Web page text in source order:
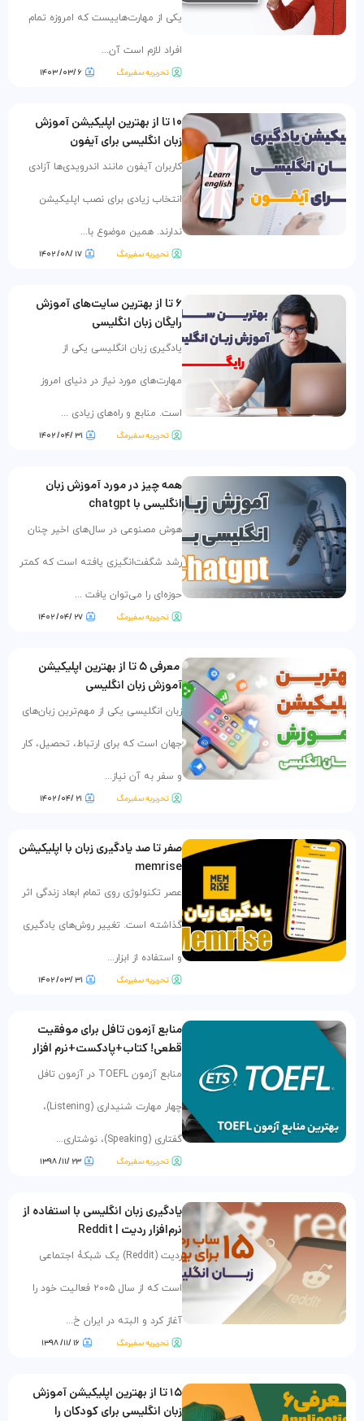
یکی از مهارت‌هاییست که امروزه تمام
افراد لازم است آن...
تحریریه سفیرمگ ۶ /۰۳/ ۱۴۰۳
۱۰ تا از بهترین اپلیکیشن آموزش
زبان انگلیسی برای آیفون
کاربران آیفون مانند اندرویدی‌ها آزادی
انتخاب زیادی برای نصب اپلیکیشن
ندارند. همین موضوع با...
تحریریه سفیرمگ ۱۷ /۰۸/ ۱۴۰۲
۶ تا از بهترین سایت‌های آموزش
رایگان زبان انگلیسی
یادگیری زبان انگلیسی یکی از
مهارت‌های مورد نیاز در دنیای امروز
است. منابع و راه‌های زیادی ...
تحریریه سفیرمگ ۳۱ /۰۴/ ۱۴۰۲
همه چیز در مورد آموزش زبان
انگلیسی با chatgpt
هوش مصنوعی در سال‌های اخیر چنان
رشد شگفت‌انگیزی یافته است که کمتر
حوزه‌ای را می‌توان یافت ...
تحریریه سفیرمگ ۲۷ /۰۴/ ۱۴۰۲
معرفی ۵ تا از بهترین اپلیکیشن
آموزش زبان انگلیسی
زبان انگلیسی یکی از مهم‌ترین زبان‌های
جهان است که برای ارتباط، تحصیل، کار
و سفر به آن نیاز...
تحریریه سفیرمگ ۲۱ /۰۴/ ۱۴۰۲
صفر تا صد یادگیری زبان با اپلیکیشن
memrise
عصر تکنولوژی روی تمام ابعاد زندگی اثر
گذاشته است. تغییر روش‌های یادگیری
و استفاده از ابزار...
تحریریه سفیرمگ ۳۱ /۰۳/ ۱۴۰۲
منابع آزمون تافل برای موفقیت
قطعی! کتاب+پادکست+نرم افزار
منابع آزمون TOEFL در آزمون تافل
چهار مهارت شنیداری (Listening)،
گفتاری (Speaking)، نوشتاری...
تحریریه سفیرمگ ۲۳ /۱۱/ ۱۳۹۸
یادگیری زبان انگلیسی با استفاده از
نرم‌افزار ردیت | Reddit
ردیت (Reddit) یک شبکۀ اجتماعی
است که از سال ۲۰۰۵ فعالیت خود را
آغاز کرد و البته در ایران خ...
تحریریه سفیرمگ ۱۶ /۱۱/ ۱۳۹۸
۱۵ تا از بهترین اپلیکیشن آموزش
زبان انگلیسی برای کودکان را